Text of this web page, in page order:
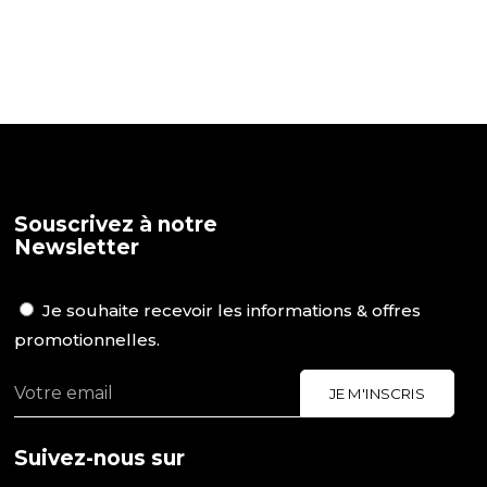
Souscrivez à notre
Newsletter
Je souhaite recevoir les informations & offres
promotionnelles.
Suivez-nous sur